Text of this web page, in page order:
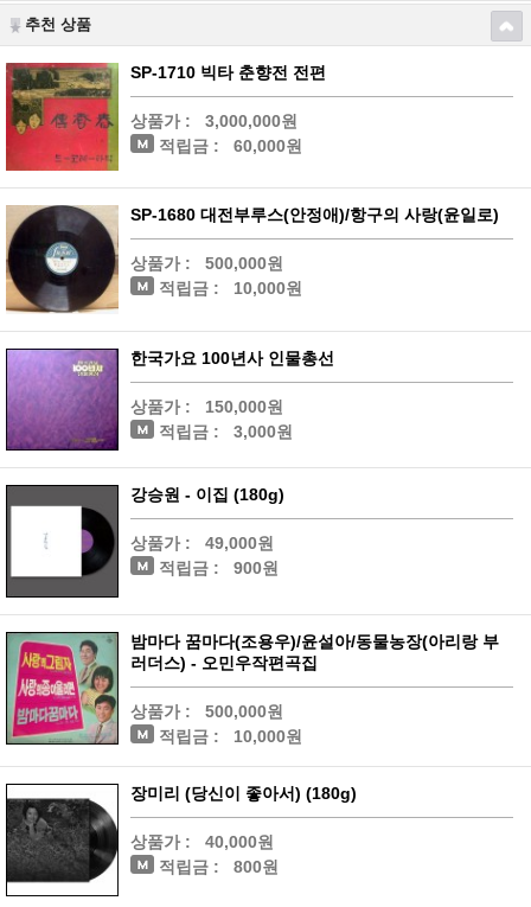
추천 상품
SP-1710 빅타 춘향전 전편
상품가 :
3,000,000원
적립금 :
60,000원
SP-1680 대전부루스(안정애)/항구의 사랑(윤일로)
상품가 :
500,000원
적립금 :
10,000원
한국가요 100년사 인물총선
상품가 :
150,000원
적립금 :
3,000원
강승원 - 이집 (180g)
상품가 :
49,000원
적립금 :
900원
밤마다 꿈마다(조용우)/윤설아/동물농장(아리랑 부
러더스) - 오민우작편곡집
상품가 :
500,000원
적립금 :
10,000원
장미리 (당신이 좋아서) (180g)
상품가 :
40,000원
적립금 :
800원